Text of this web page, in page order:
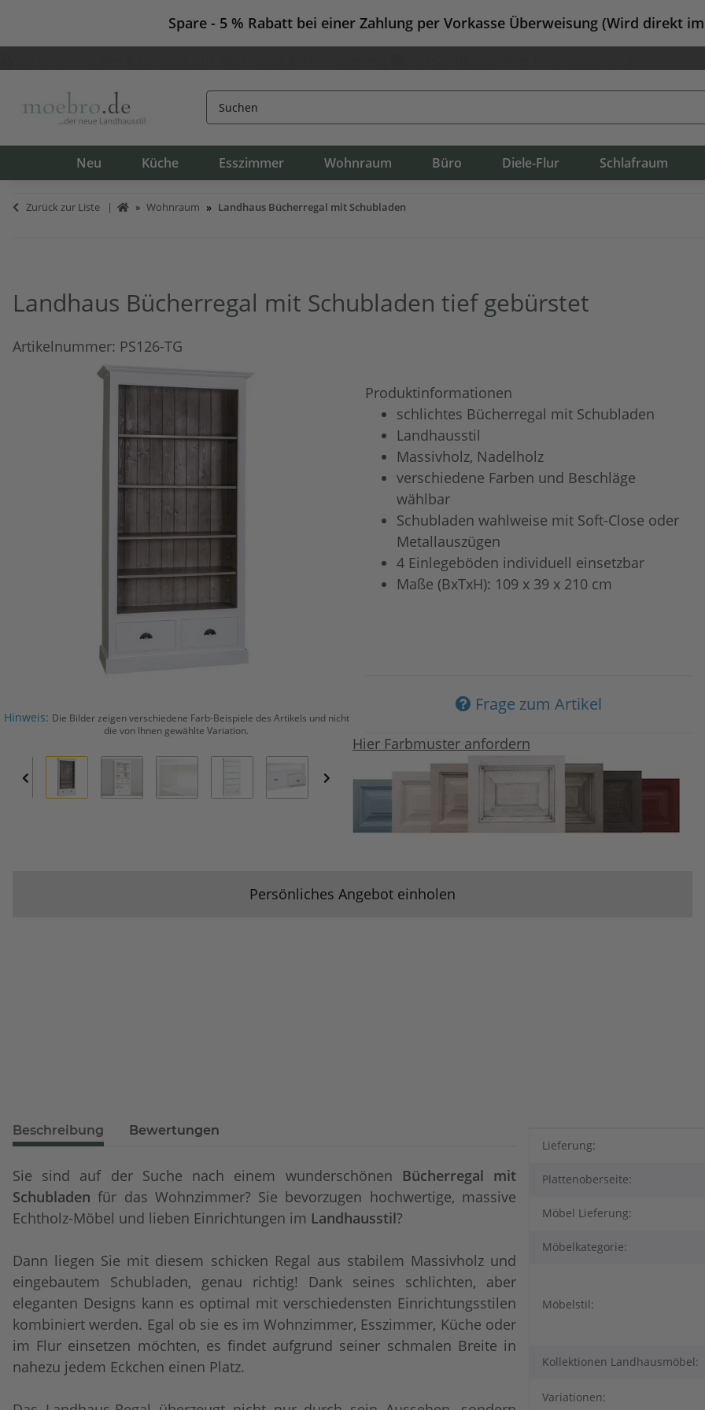
Spare - 5 % Rabatt bei einer Zahlung per Vorkasse Überweisung (Wird direkt
Neu Küche Esszimmer Wohnraum Büro Diele-Flur Schlafraum
Zurück zur Liste Wohnraum Landhaus Bücherregal mit Schubladen
Landhaus Bücherregal mit Schubladen tief gebürstet
Artikelnummer: PS126-TG
Hinweis: Die Bilder zeigen verschiedene Farb-Beispiele des Artikels und nicht
die von Ihnen gewählte Variation.
Produktinformationen
schlichtes Bücherregal mit Schubladen
Landhausstil
Massivholz, Nadelholz
verschiedene Farben und Beschläge
wählbar
Schubladen wahlweise mit Soft-Close oder
Metallauszügen
4 Einlegeböden individuell einsetzbar
Maße (BxTxH): 109 x 39 x 210 cm
Frage zum Artikel
Hier Farbmuster anfordern
Persönliches Angebot einholen
Beschreibung Bewertungen
Sie sind auf der Suche nach einem wunderschönen Bücherregal mit
Schubladenfür das Wohnzimmer? Sie bevorzugen hochwertige, massive
Echtholz-Möbel und lieben Einrichtungen im Landhausstil?
Dann liegen Sie mit diesem schicken Regal aus stabilem Massivholz und
eingebautem Schubladen, genau richtig! Dank seines schlichten, aber
eleganten Designs kann es optimal mit verschiedensten Einrichtungsstilen
kombiniert werden. Egal ob sie es im Wohnzimmer, Esszimmer, Küche oder
im Flur einsetzen möchten, es findet aufgrund seiner schmalen Breite in
nahezu jedem Eckchen einen Platz.
Produkteigenschaft
Wert
Lieferung:
Plattenoberseite:
Möbel Lieferung:
Möbelkategorie:
Möbelstil:
Kollektionen Landhausmöbel:
Variationen: